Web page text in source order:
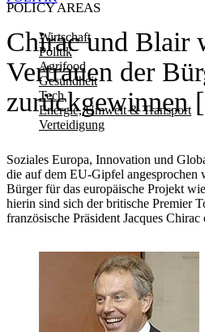
POLICY AREAS
Wirtschaft
Politik
Agrifood
Gesundheit
Tech
Energie, Umwelt & Transport
Verteidigung
Chirac und Blair
Vertrauen der
zurückgewinnen
Soziales Europa, Innovation und
die auf dem EU-Gipfel angesprochen
Bürger für das europäische Projekt
hierin sind sich der britische Premier
französische Präsident Jacques Chirac